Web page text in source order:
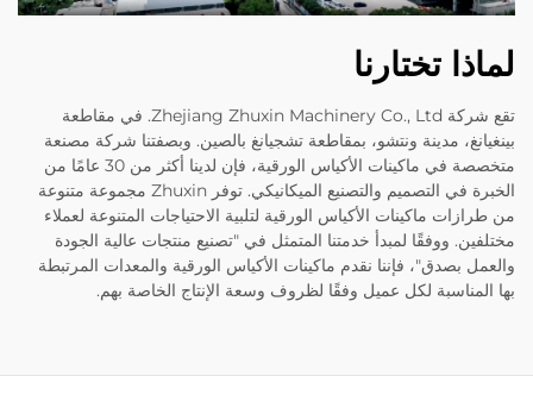
لماذا تختارنا
تقع شركة Zhejiang Zhuxin Machinery Co., Ltd. في مقاطعة
بينغيانغ، مدينة ونتشو، بمقاطعة تشجيانغ بالصين. وبصفتنا شركة مصنعة
متخصصة في ماكينات الأكياس الورقية، فإن لدينا أكثر من 30 عامًا من
الخبرة في التصميم والتصنيع الميكانيكي. توفر Zhuxin مجموعة متنوعة
من طرازات ماكينات الأكياس الورقية لتلبية الاحتياجات المتنوعة لعملاء
مختلفين. ووفقًا لمبدأ خدمتنا المتمثل في "تصنيع منتجات عالية الجودة
والعمل بصدق"، فإننا نقدم ماكينات الأكياس الورقية والمعدات المرتبطة
بها المناسبة لكل عميل وفقًا لظروف وسعة الإنتاج الخاصة بهم.